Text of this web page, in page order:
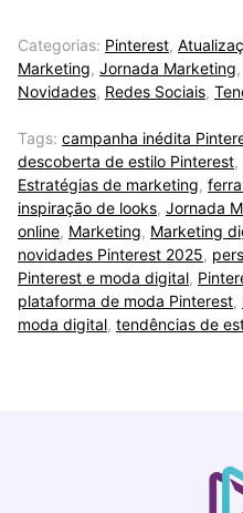
Categorias: Pinterest,
Marketing, Jornada Marketing,
Novidades, Redes Sociais,
Tags: campanha inédita
descoberta de estilo Pinterest,
Estratégias de marketing,
inspiração de looks, Jornada
online, Marketing, Marketing
novidades Pinterest 2025,
Pinterest e moda digital,
plataforma de moda Pinterest,
moda digital, tendências de